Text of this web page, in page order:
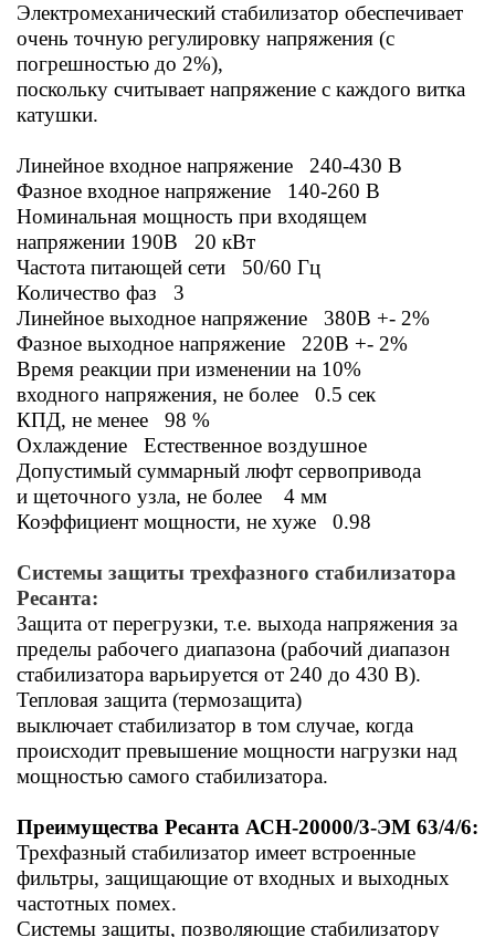
Электромеханический стабилизатор обеспечивает
очень точную регулировку напряжения (с
погрешностью до 2%),
поскольку считывает напряжение с каждого витка
катушки.
Линейное входное напряжение 240-430 В
Фазное входное напряжение 140-260 В
Номинальная мощность при входящем
напряжении 190В 20 кВт
Частота питающей сети 50/60 Гц
Количество фаз 3
Линейное выходное напряжение 380В +- 2%
Фазное выходное напряжение 220В +- 2%
Время реакции при изменении на 10%
входного напряжения, не более 0.5 сек
КПД, не менее 98 %
Охлаждение Естественное воздушное
Допустимый суммарный люфт сервопривода
и щеточного узла, не более 4 мм
Коэффициент мощности, не хуже 0.98
Системы защиты трехфазного стабилизатора
Ресанта:
Защита от перегрузки, т.е. выхода напряжения за
пределы рабочего диапазона (рабочий диапазон
стабилизатора варьируется от 240 до 430 В).
Тепловая защита (термозащита)
выключает стабилизатор в том случае, когда
происходит превышение мощности нагрузки над
мощностью самого стабилизатора.
Преимущества Ресанта АСН-20000/3-ЭМ 63/4/6:
Трехфазный стабилизатор имеет встроенные
фильтры, защищающие от входных и выходных
частотных помех.
Системы защиты, позволяющие стабилизатору